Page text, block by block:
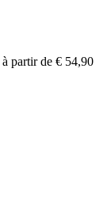
à partir de € 54,90